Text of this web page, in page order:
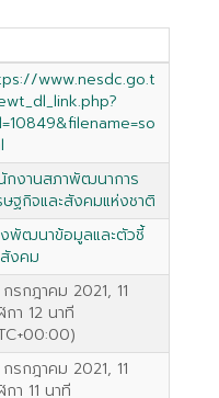
www.nesdc.go.t
กงานสภาพัฒนาการ
ษฐกิจและสังคมแห่งชาติ
พัฒนาข้อมูลและตัวชี้
งคม
รกฎาคม 2021, 11
กา 12 นาที
รกฎาคม 2021, 11
กา 11 นาที